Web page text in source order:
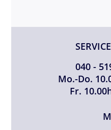
040 -
Mo.-Do.
Fr.